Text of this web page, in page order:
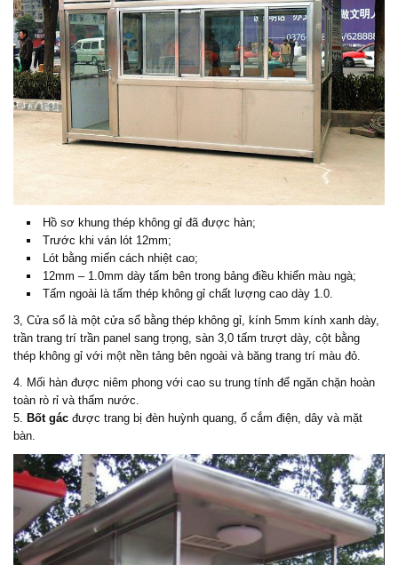
Hồ sơ khung thép không gỉ đã được hàn;
Trước khi ván lót 12mm;
Lót bằng miến cách nhiệt cao;
12mm – 1.0mm dày tấm bên trong bảng điều khiển màu ngà;
Tấm ngoài là tấm thép không gỉ chất lượng cao dày 1.0.
3, Cửa sổ là một cửa sổ bằng thép không gỉ, kính 5mm kính xanh dày,
trần trang trí trần panel sang trọng, sàn 3,0 tấm trượt dày, cột bằng
thép không gỉ với một nền tảng bên ngoài và băng trang trí màu đỏ.
4. Mối hàn được niêm phong với cao su trung tính để ngăn chặn hoàn
toàn rò rỉ và thấm nước.
5. Bốt gác được trang bị đèn huỳnh quang, ổ cắm điện, dây và mặt
bàn.